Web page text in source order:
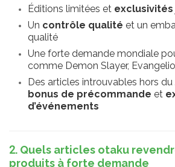
Éditions limitées et
Un contrôle qualité et un
qualité
Une forte demande mondiale
comme Demon Slayer,
Des articles introuvables hors
bonus de précommande et
d’événements
2. Quels articles otaku
produits à forte demande